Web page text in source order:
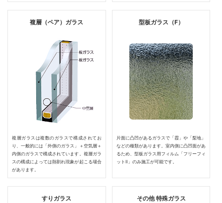
複層（ペア）ガラス
複層ガラスは複数のガラスで構成されてお
り、一般的には「外側のガラス」＋空気層＋
内側のガラスで構成されています。複層ガラ
スの構成によっては熱割れ現象が起こる場合
があります。
型板ガラス（F）
片面に凸凹があるガラスで「霞」や「梨地」
などの種類があります。室内側に凸凹面があ
るため、型板ガラス用フィルム「フリーフィ
ットⅡ」のみ施工が可能です。
すりガラス その他 特殊ガラス